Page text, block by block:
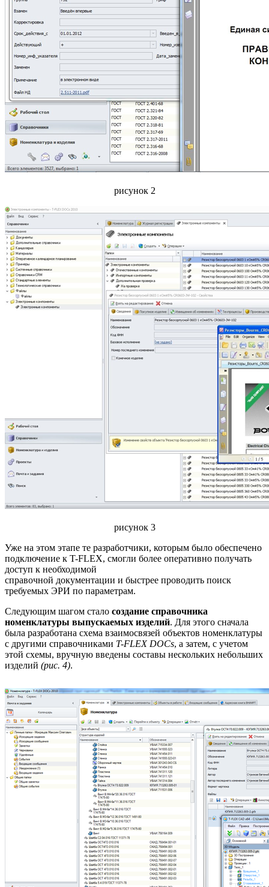
рисунок 2
рисунок 3
Уже на этом этапе те разработчики, которым было обеспечено
подключение к T-FLEX, смогли более оперативно получать
доступ к необходимой
справочной документации и быстрее проводить поиск
требуемых ЭРИ по параметрам.
Следующим шагом стало создание справочника
номенклатуры выпускаемых изделий. Для этого сначала
была разработана схема взаимосвязей объектов номенклатуры
с другими справочниками T-FLEX DOCs, а затем, с учетом
этой схемы, вручную введены составы нескольких небольших
изделий (рис. 4).